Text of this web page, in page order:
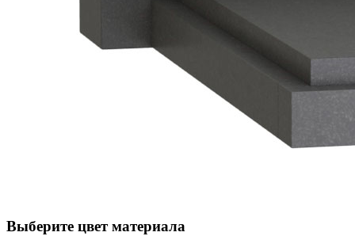
Выберите цвет материала